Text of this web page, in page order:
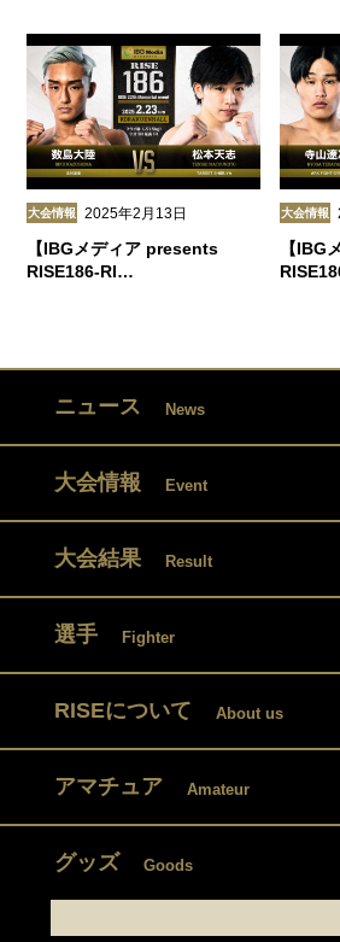
大会情報 2025年2月13日
【IBGメディア presents
RISE186-RI…
大会情報
【IBG
ニュース News
大会情報 Event
大会結果 Result
選手 Fighter
RISEについて About us
アマチュア Amateur
グッズ Goods